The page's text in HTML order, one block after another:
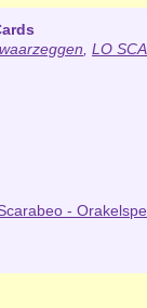
LO
-